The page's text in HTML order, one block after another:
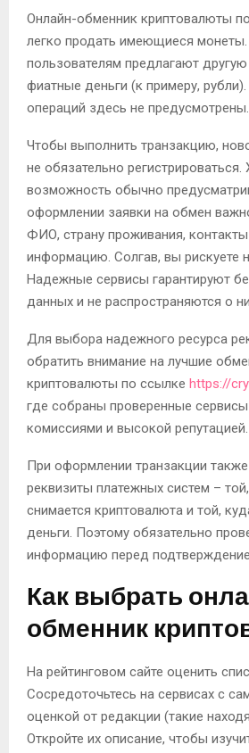
Онлайн-обменник криптовалюты
легко продать имеющиеся
пользователям предлагают другую
фиатные деньги (к примеру,
операций здесь не предусмотрены.
Чтобы выполнить транзакцию,
не обязательно регистрироваться.
возможность обычно
оформлении заявки на обмен
ФИО, страну проживания,
информацию. Солгав, вы рискуете
Надежные сервисы гарантируют
данных и не распространяются о
Для выбора надежного ресурса
обратить внимание на лучшие
криптовалюты по ссылке https://
где собраны проверенные
комиссиями и высокой репутацией.
При оформлении транзакции
реквизиты платежных систем –
снимается криптовалюта и той,
деньги. Поэтому обязательно
информацию перед
Как выбрать
обменник
На рейтинговом сайте оценить
Сосредоточьтесь на сервисах с
оценкой от редакции (такие
Откройте их описание, чтобы